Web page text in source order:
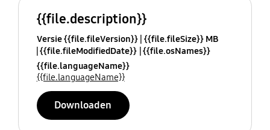
{{file.description}}
Versie {{file.fileVersion}} {{file.fileSize}} MB
{{file.fileModifiedDate}} {{file.osNames}}
{{file.languageName}}
{{file.languageName}}
Downloaden